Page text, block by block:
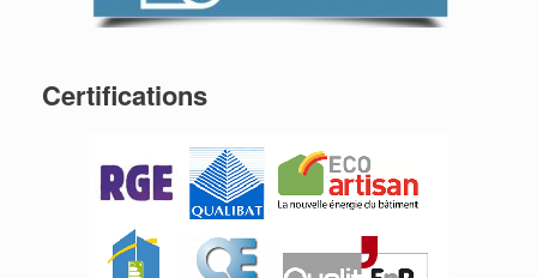
Certifications